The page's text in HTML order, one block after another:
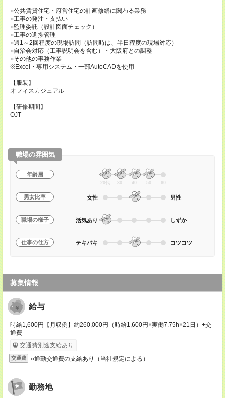
○公共賃貸住宅・府営住宅の計画修繕に関わる業務
○工事の発注・支払い
○監理委託（設計図面チェック）
○工事の進捗管理
○週1～2回程度の現場訪問（訪問時は、半日程度の現場対応）
○自治会対応（工事説明会を含む）・大阪府との調整
○その他の事務作業
※Excel・専用システム・一部AutoCADを使用
【服装】
オフィスカジュアル
【研修期間】
OJT
職場の雰囲気
年齢層
20代 30 40 50 60
男女比率 女性 男性
職場の様子 活気あり しずか
仕事の仕方 テキパキ コツコツ
募集情報
給与
時給1,600円【月収例】約260,000円（時給1,600円×実働7.75h×21日）+交
通費
交通費別途支給あり
交通費 ○通勤交通費の支給あり（当社規定による）
勤務地